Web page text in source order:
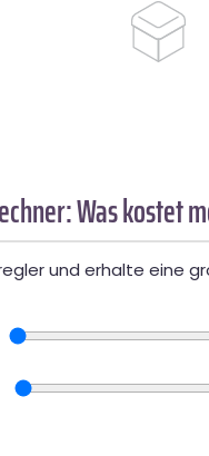
Was kostet
und erhalte eine